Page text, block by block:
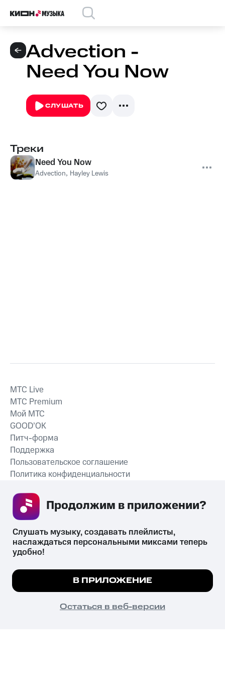
Advection -
Need You Now
СЛУШАТЬ
Треки
Need You Now
Advection, Hayley Lewis
СКАЧАТЬ ПРИЛОЖЕНИЕ
MTС Live
MTС Premium
Мой МТС
GOOD’OK
Питч-форма
Поддержка
Пользовательское соглашение
Политика конфиденциальности
психотропных веществ, их аналогов причиняет вред здоровью,
их незаконный оборот запрещён и влечёт установленную
законодательством ответственность.
© 2026 ООО «КИОН».
Все права защищены
Мы используем куки, чтобы на сайте все
Подробнее
ПОНЯТНО
Слушать музыку, создавать плейлисты,
наслаждаться персональными миксами теперь
удобно!
В ПРИЛОЖЕНИЕ
Остаться в веб-версии